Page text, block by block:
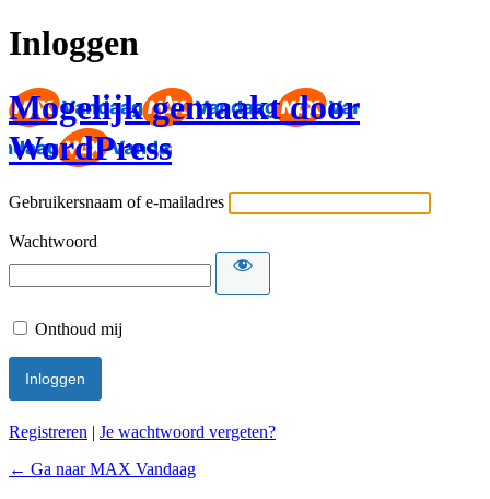
Inloggen
Mogelijk gemaakt door
WordPress
Gebruikersnaam of e-mailadres
Wachtwoord
Onthoud mij
Registreren | Je wachtwoord vergeten?
← Ga naar MAX Vandaag